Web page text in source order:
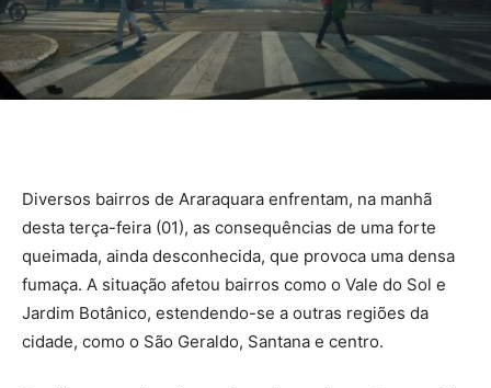
Diversos bairros de Araraquara enfrentam, na manhã
desta terça-feira (01), as consequências de uma forte
queimada, ainda desconhecida, que provoca uma densa
fumaça. A situação afetou bairros como o Vale do Sol e
Jardim Botânico, estendendo-se a outras regiões da
cidade, como o São Geraldo, Santana e centro.